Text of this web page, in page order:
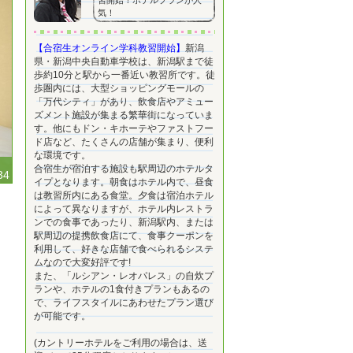
気！
【合宿生オンライン学科教習開始】 新潟
県・新潟中央自動車学校は、新潟駅まで徒
歩約10分と駅から一番近い教習所です。徒
歩圏内には、大型ショッピングモールの
「万代シティ」があり、飲食店やアミュー
ズメント施設が集まる繁華街になっていま
す。他にもドン・キホーテやファストフー
ド店など、たくさんの店舗が集まり、便利
な環境です。
合宿生が宿泊する施設も駅周辺のホテルタ
イプとなります。朝食はホテル内で、昼食
は教習所内にある食堂。夕食は宿泊ホテル
によって異なりますが、ホテル内レストラ
ンでの食事であったり、新潟駅内、または
駅周辺の提携飲食店にて、食事クーポンを
利用して、好きな店舗で食べられるシステ
ムなので大変好評です!
また、「ルシアン・レオパレス」の自炊プ
ランや、ホテルの1食付きプランもあるの
で、ライフスタイルにあわせたプラン選び
が可能です。
(カントリーホテルをご利用の場合は、送